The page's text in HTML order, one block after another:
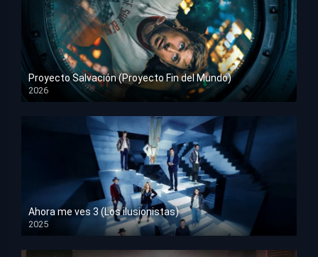
Proyecto Salvación (Proyecto Fin del Mundo)
2026
HD 1080p
Ahora me ves 3 (Los ilusionistas)
2025
HD 1080p